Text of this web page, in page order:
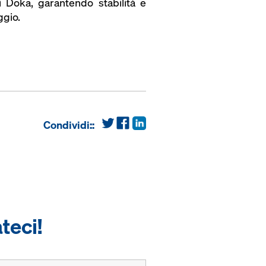
Condividi::